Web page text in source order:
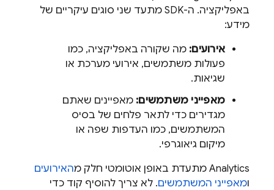
באפליקציה. ה-SDK מתעד שני סוגים עיקריים של
מידע:
אירועים: מה שקורה באפליקציה, כמו
פעולות משתמשים, אירועי מערכת או
שגיאות.
מאפייני משתמשים: מאפיינים שאתם
מגדירים כדי לתאר פלחים של בסיס
המשתמשים, כמו העדפות שפה או
מיקום גיאוגרפי.
Analytics מתעדת באופן אוטומטי חלק מהאירועים
ומאפייני המשתמשים. לא צריך להוסיף קוד כדי